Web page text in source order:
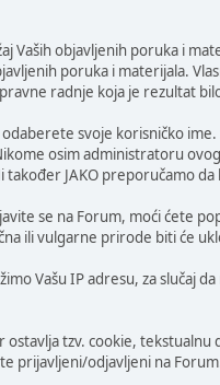
Vaših objavljenih poruka i
poruka i materijala.
radnje koja je rezultat
svoje korisničko
osim administratoru
JAKO preporučamo
se na Forum, moći ćete
ili vulgarne prirode biti će
Vašu IP adresu, za slučaj
tzv. cookie,
prijavljeni/odjavljeni na